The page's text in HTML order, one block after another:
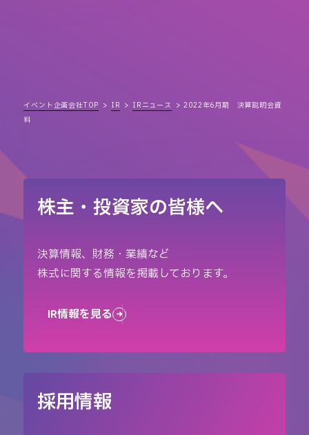
イベント企画会社TOP IR IRニュース
2022年6月期 決算説明会資
料
株主・投資家の皆様へ
決算情報、財務・業績など
株式に関する情報を掲載しております。
IR情報を見る
採用情報